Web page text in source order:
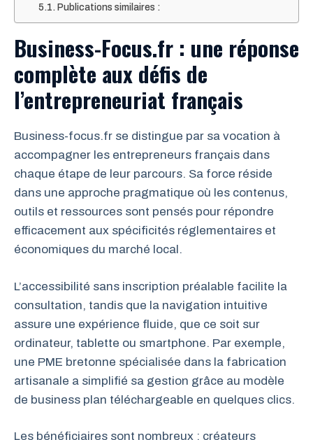
Publications similaires :
Business-Focus.fr : une réponse
complète aux défis de
l’entrepreneuriat français
Business-focus.fr se distingue par sa vocation à
accompagner les entrepreneurs français dans
chaque étape de leur parcours. Sa force réside
dans une approche pragmatique où les contenus,
outils et ressources sont pensés pour répondre
efficacement aux spécificités réglementaires et
économiques du marché local.
L’accessibilité sans inscription préalable facilite la
consultation, tandis que la navigation intuitive
assure une expérience fluide, que ce soit sur
ordinateur, tablette ou smartphone. Par exemple,
une PME bretonne spécialisée dans la fabrication
artisanale a simplifié sa gestion grâce au modèle
de business plan téléchargeable en quelques clics.
Les bénéficiaires sont nombreux : créateurs